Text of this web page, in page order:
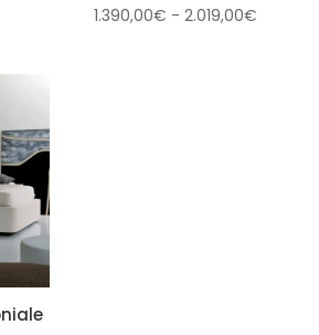
1.390,00€ - 2.019,00€